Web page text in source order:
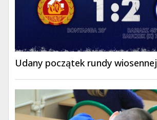
Udany początek rundy wiosennej